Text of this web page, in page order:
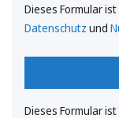
Dieses Formular
Datenschutz und
Dieses Formular